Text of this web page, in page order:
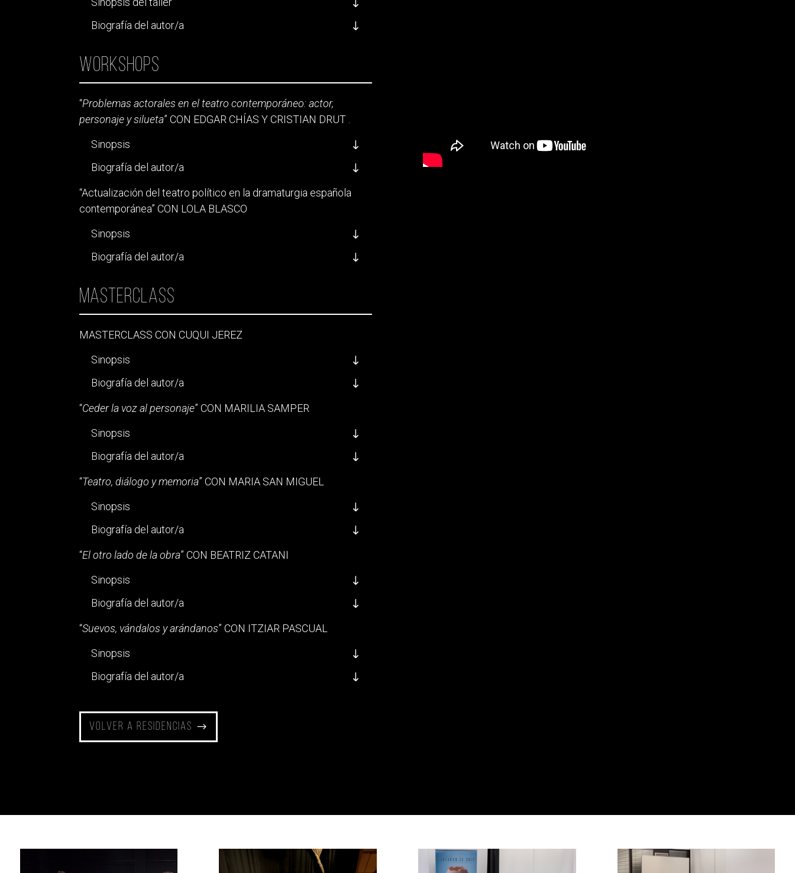
Biografía del autor/a
Workshops
“Problemas actorales en el teatro contemporáneo: actor,
personaje y silueta” CON EDGAR CHÍAS Y CRISTIAN DRUT .
Sinopsis
Biografía del autor/a
“Actualización del teatro político en la dramaturgia española
contemporánea” CON LOLA BLASCO
Sinopsis
Biografía del autor/a
Masterclass
MASTERCLASS CON CUQUI JEREZ
Sinopsis
Biografía del autor/a
“Ceder la voz al personaje” CON MARILIA SAMPER
Sinopsis
Biografía del autor/a
“Teatro, diálogo y memoria” CON MARIA SAN MIGUEL
Sinopsis
Biografía del autor/a
“El otro lado de la obra” CON BEATRIZ CATANI
Sinopsis
Biografía del autor/a
“Suevos, vándalos y arándanos” CON ITZIAR PASCUAL
Sinopsis
Biografía del autor/a
Volver a residencias